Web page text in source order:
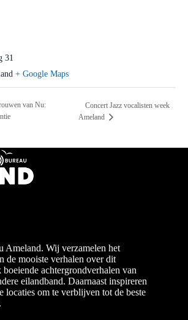
31
+ Google Maps
van Nu:
Concert Jazz vocalisten week
Ameland
Ameland. Wij verzamelen het
de mooiste verhalen over dit
achtergrondverhalen van
eilandband. Daarnaast inspireren
locaties om te verblijven tot de beste